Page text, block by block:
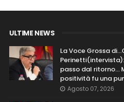
ULTIME NEWS
La Voce Grossa
passo dal ritorno...
positività fu una
Agosto 07, 2026